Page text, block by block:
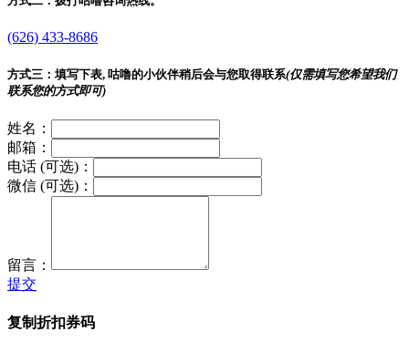
(626) 433-8686
方式三： 填写下表, 咕噜的小伙伴稍后会与您取得联系(仅需填写您希望我们
联系您的方式即可)
姓名：
邮箱：
电话 (可选)：
微信 (可选)：
留言：
提交
复制折扣券码